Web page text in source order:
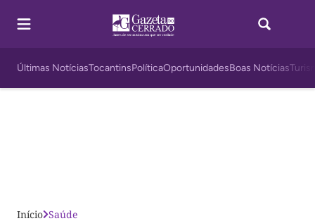
Últimas NotíciasTocantinsPolíticaOportunidadesBoas Notícias
Início Saúde